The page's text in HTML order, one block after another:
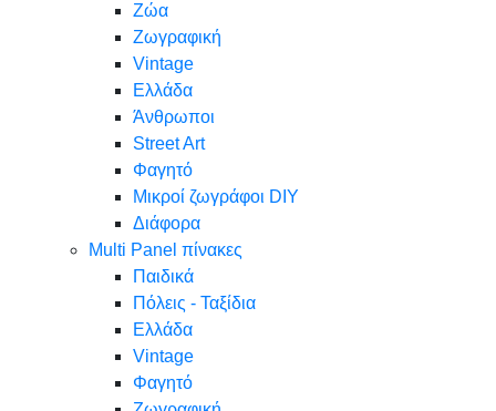
Ζώα
Ζωγραφική
Vintage
Ελλάδα
Άνθρωποι
Street Art
Φαγητό
Μικροί ζωγράφοι DIY
Διάφορα
Multi Panel πίνακες
Παιδικά
Πόλεις - Ταξίδια
Ελλάδα
Vintage
Φαγητό